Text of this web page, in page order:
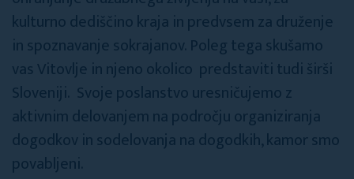
kulturno dediščino kraja in predvsem za druženje
in spoznavanje sokrajanov. Poleg tega skušamo
vas Vitovlje in njeno okolico predstaviti tudi širši
Sloveniji. Svoje poslanstvo uresničujemo z
aktivnim delovanjem na področju organiziranja
dogodkov in sodelovanja na dogodkih, kamor smo
povabljeni.